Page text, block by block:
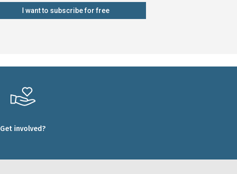
I want to subscribe for free
Get involved?